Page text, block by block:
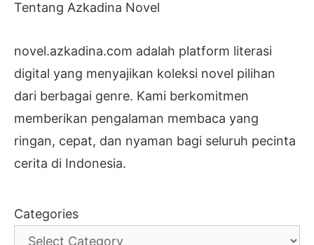
Tentang Azkadina Novel
novel.azkadina.com adalah platform literasi
digital yang menyajikan koleksi novel pilihan
dari berbagai genre. Kami berkomitmen
memberikan pengalaman membaca yang
ringan, cepat, dan nyaman bagi seluruh pecinta
cerita di Indonesia.
Categories